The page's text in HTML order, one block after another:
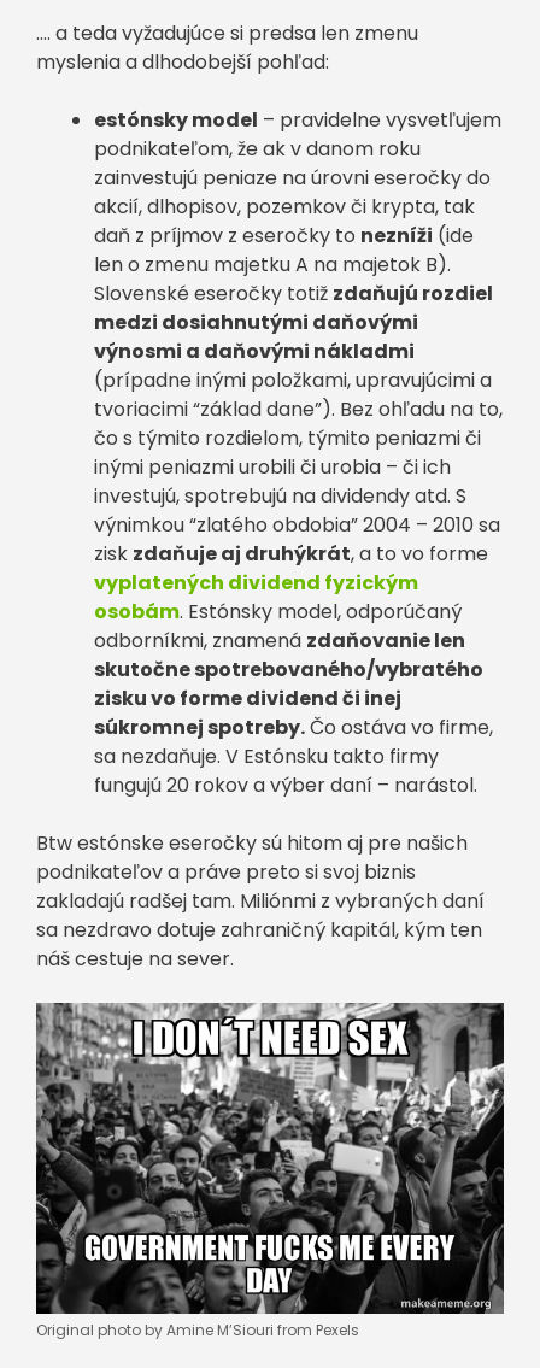
…. a teda vyžadujúce si predsa len zmenu
myslenia a dlhodobejší pohľad:
estónsky model – pravidelne vysvetľujem
podnikateľom, že ak v danom roku
zainvestujú peniaze na úrovni eseročky do
akcií, dlhopisov, pozemkov či krypta, tak
daň z príjmov z eseročky to nezníži (ide
len o zmenu majetku A na majetok B).
Slovenské eseročky totiž zdaňujú rozdiel
medzi dosiahnutými daňovými
výnosmi a daňovými nákladmi
(prípadne inými položkami, upravujúcimi a
tvoriacimi “základ dane”). Bez ohľadu na to,
čo s týmito rozdielom, týmito peniazmi či
inými peniazmi urobili či urobia – či ich
investujú, spotrebujú na dividendy atd. S
výnimkou “zlatého obdobia” 2004 – 2010 sa
zisk zdaňuje aj druhýkrát, a to vo forme
vyplatených dividend fyzickým
osobám. Estónsky model, odporúčaný
odborníkmi, znamená zdaňovanie len
skutočne spotrebovaného/vybratého
zisku vo forme dividend či inej
súkromnej spotreby.Čo ostáva vo firme,
sa nezdaňuje. V Estónsku takto firmy
fungujú 20 rokov a výber daní – narástol.
Btw estónske eseročky sú hitom aj pre našich
podnikateľov a práve preto si svoj biznis
zakladajú radšej tam. Miliónmi z vybraných daní
sa nezdravo dotuje zahraničný kapitál, kým ten
náš cestuje na sever.
Original photo by Amine M’Siouri from Pexels